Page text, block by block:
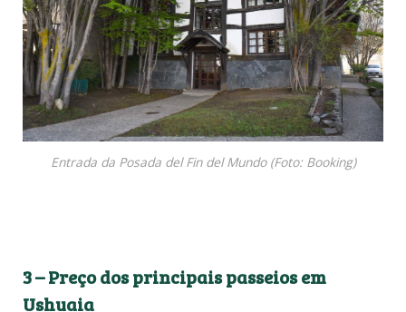
Entrada da Posada del Fin del Mundo (Foto: Booking)
3 –Preço dos principais passeios em
Ushuaia